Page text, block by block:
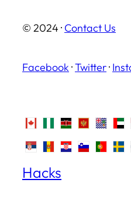
© 2024 · Contact Us
Facebook ·Twitter·
Hacks